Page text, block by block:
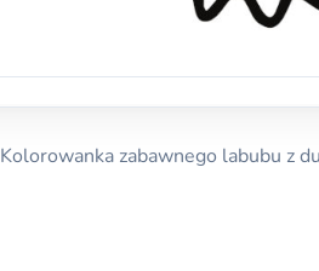
Kolorowanka zabawnego labubu z